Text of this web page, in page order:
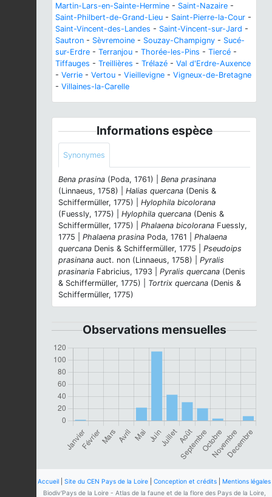
Martin-Lars-en-Sainte-Hermine - Saint-Nazaire -
Saint-Philbert-de-Grand-Lieu - Saint-Pierre-la-Cour -
Saint-Vincent-des-Landes - Saint-Vincent-sur-Jard -
Sautron - Sèvremoine - Souzay-Champigny - Sucé-
sur-Erdre - Terranjou - Thorée-les-Pins - Tiercé -
Tiffauges - Treillières - Trélazé - Val d'Erdre-Auxence
- Verrie - Vertou - Vieillevigne - Vigneux-de-Bretagne
- Villaines-la-Carelle
Informations espèce
Synonymes
Bena prasina (Poda, 1761) | Bena prasinana
(Linnaeus, 1758) | Halias quercana (Denis &
Schiffermüller, 1775) | Hylophila bicolorana
(Fuessly, 1775) | Hylophila quercana (Denis &
Schiffermüller, 1775) | Phalaena bicolorana Fuessly,
1775 | Phalaena prasina Poda, 1761 | Phalaena
quercana Denis & Schiffermüller, 1775 | Pseudoips
prasinana auct. non (Linnaeus, 1758) | Pyralis
prasinaria Fabricius, 1793 | Pyralis quercana (Denis
& Schiffermüller, 1775) | Tortrix quercana (Denis &
Schiffermüller, 1775)
Observations mensuelles
Accueil Site du CEN Pays de la Loire Conception et crédits
Mentions légales
Biodiv'Pays de la Loire - Atlas de la faune et de la flore des Pays de la Loire,